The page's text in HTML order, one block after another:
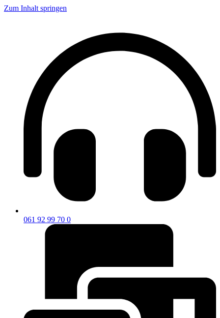
Zum Inhalt springen
061 92 99 70 0